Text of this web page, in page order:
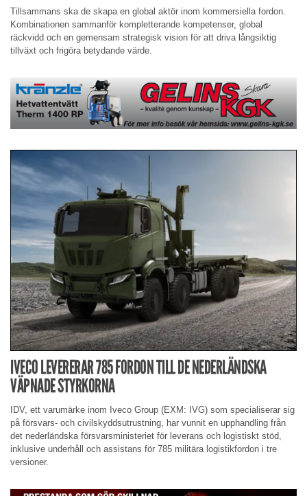
Tillsammans ska de skapa en global aktör inom kommersiella fordon.
Kombinationen sammanför kompletterande kompetenser, global
räckvidd och en gemensam strategisk vision för att driva långsiktig
tillväxt och frigöra betydande värde.
IVECO LEVERERAR 785 FORDON TILL DE NEDERLÄNDSKA
VÄPNADE STYRKORNA
IDV, ett varumärke inom Iveco Group (EXM: IVG) som specialiserar sig
på försvars- och civilskyddsutrustning, har vunnit en upphandling från
det nederländska försvarsministeriet för leverans och logistiskt stöd,
inklusive underhåll och assistans för 785 militära logistikfordon i tre
versioner.